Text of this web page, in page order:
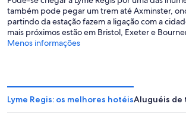
também pode pegar um trem até Axminster,
partindo da estação fazem a ligação com a
mais próximos estão em Bristol, Exeter e
Menos informações
Lyme Regis: os melhores hotéisAluguéis de